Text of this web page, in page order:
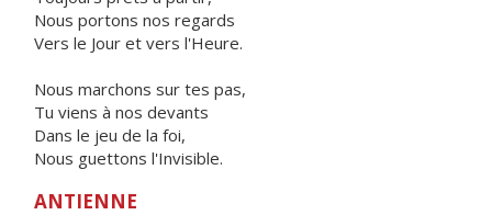
Nous portons nos regards
Vers le Jour et vers l'Heure.
Nous marchons sur tes pas,
Tu viens à nos devants
Dans le jeu de la foi,
Nous guettons l'Invisible.
ANTIENNE